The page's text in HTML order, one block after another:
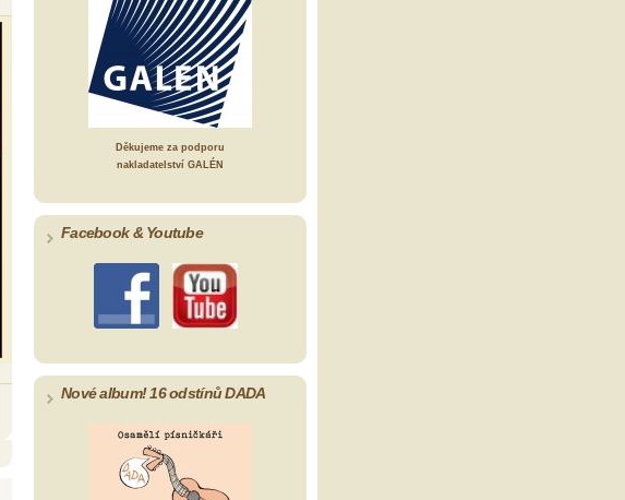
Děkujeme za podporu
nakladatelství GALÉN
Facebook & Youtube
Nové album! 16 odstínů DADA